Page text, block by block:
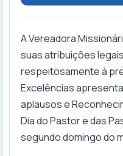
A Vereadora
suas atribuições
respeitosamente à
Excelências
aplausos e
Dia do Pastor e das
segundo domingo do